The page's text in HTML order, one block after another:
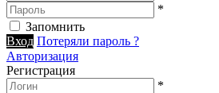
*
Запомнить
Вход Потеряли пароль ?
Авторизация
Регистрация
*